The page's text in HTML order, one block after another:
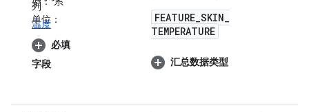
列
单位：
温度
必填
字段
FEATURE_SKIN_
TEMPERATURE
汇总数据类型